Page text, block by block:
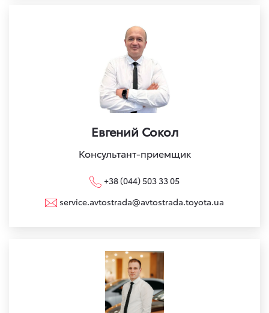
Евгений Сокол
Консультант-приемщик
+38 (044) 503 33 05
service.avtostrada@avtostrada.toyota.ua